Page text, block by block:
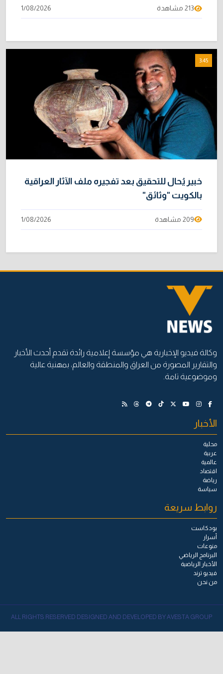
213 مشاهدة 1/08/2026
3:45
خبير يُحال للتحقيق بعد تفجيره ملف الآثار العراقية
بالكويت "وثائق"
209 مشاهدة 1/08/2026
وكالة فيديو الإخبارية هي مؤسسة إعلامية رائدة تقدم أحدث الأخبار
والتقارير المصورة من العراق والمنطقة والعالم، بمهنية عالية
وموضوعية تامة.
الأخبار
محلية
عربية
عالمية
اقتصاد
رياضة
سياسة
روابط سريعة
بودكاست
أسرار
منوعات
البرنامج الرياضي
الأخبار الرياضية
فيديو ترند
من نحن
ALL RIGHTS RESERVED DESIGNED AND DEVELOPED BY AVESTA GROUP